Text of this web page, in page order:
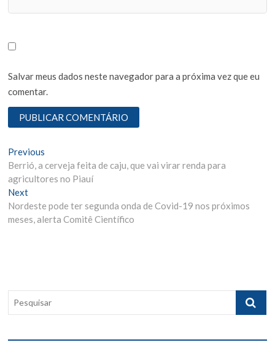
Salvar meus dados neste navegador para a próxima vez que eu
comentar.
N
a
v
e
ã
o
Previous
r
e
i
o
t
:
Berrió, a cerveja feita de caju, que vai virar renda para
agricultores no Piauí
Next
e
x
:
Nordeste pode ter segunda onda de Covid-19 nos próximos
meses, alerta Comitê Científico
q